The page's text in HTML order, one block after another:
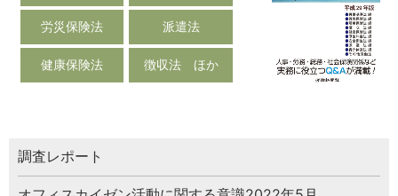
労災保険法 派遣法
健康保険法 徴収法 ほか
調査レポート